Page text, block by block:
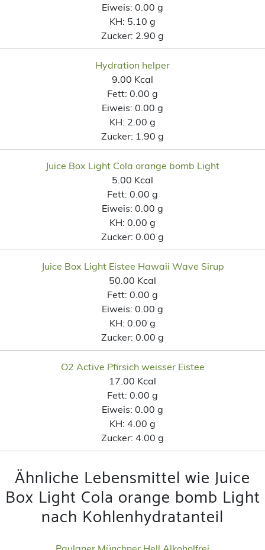
Eiweis: 0.00 g
KH: 5.10 g
Zucker: 2.90 g
Hydration helper
9.00 Kcal
Fett: 0.00 g
Eiweis: 0.00 g
KH: 2.00 g
Zucker: 1.90 g
Juice Box Light Cola orange bomb Light
5.00 Kcal
Fett: 0.00 g
Eiweis: 0.00 g
KH: 0.00 g
Zucker: 0.00 g
Juice Box Light Eistee Hawaii Wave Sirup
50.00 Kcal
Fett: 0.00 g
Eiweis: 0.00 g
KH: 0.00 g
Zucker: 0.00 g
O2 Active Pfirsich weisser Eistee
17.00 Kcal
Fett: 0.00 g
Eiweis: 0.00 g
KH: 4.00 g
Zucker: 4.00 g
Ähnliche Lebensmittel wie Juice
Box Light Cola orange bomb Light
nach Kohlenhydratanteil